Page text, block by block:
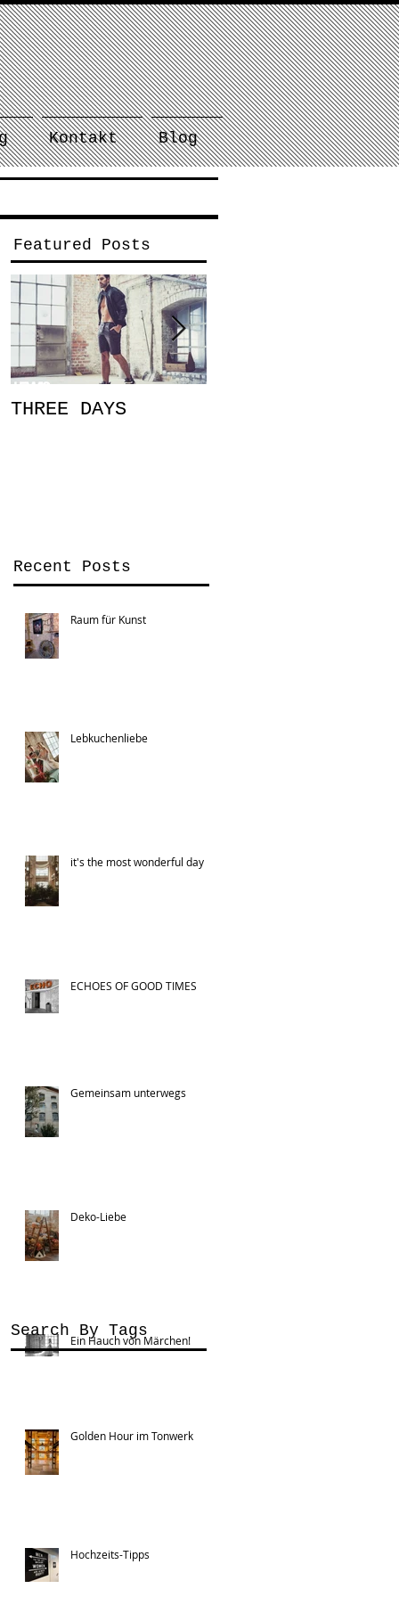
Kontakt Blog
Featured Posts
THREE DAYS
Recent Posts
Raum für Kunst
Lebkuchenliebe
it's the most wonderful day
ECHOES OF GOOD TIMES
Gemeinsam unterwegs
Deko-Liebe
Ein Hauch von Märchen!
Golden Hour im Tonwerk
Hochzeits-Tipps
Search By Tags